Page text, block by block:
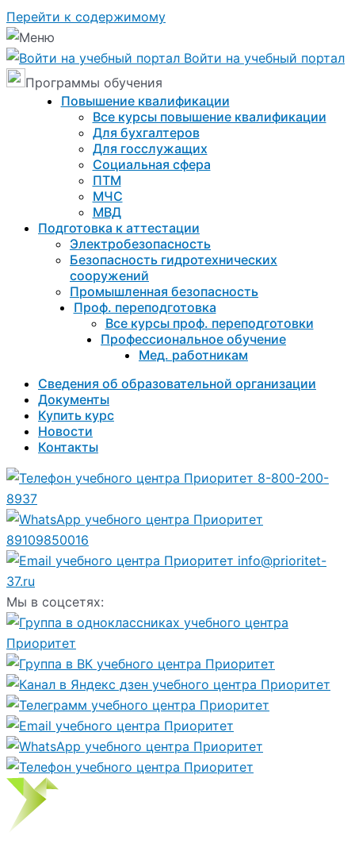
Перейти к содержимому
Войти на учебный портал
Программы обучения
Повышение квалификации
Все курсы повышение квалификации
Для бухгалтеров
Для госслужащих
Социальная сфера
ПТМ
МЧС
МВД
Подготовка к aттестации
Электробезопасность
Безопасность гидротехнических
сооружений
Промышленная безопасность
Проф. переподготовка
Все курсы проф. переподготовки
Профессиональное обучение
Мед. работникам
Сведения об образовательной организации
Документы
Купить курс
Новости
Контакты
8-800-200-
8937
89109850016
info@prioritet-
37.ru
Мы в соцсетях: